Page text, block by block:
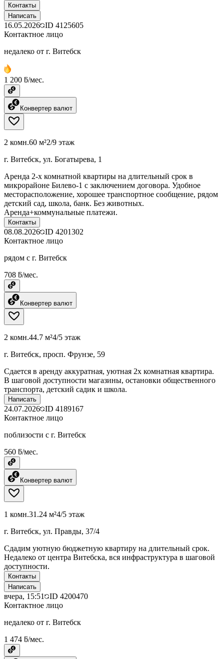
Контакты
Написать
16.05.2026 ID 4125605
Контактное лицо
недалеко от г. Витебск
1 200 ƃ/мес.
Конвертер валют
2 комн.60 м²2/9 этаж
г. Витебск, ул. Богатырева, 1
Аренда 2-х комнатной квартиры на длительный срок в
микрорайоне Билево-1 с заключением договора. Удобное
месторасположение, хорошее транспортное сообщение, рядом
детский сад, школа, банк. Без животных.
Аренда+коммунальные платежи.
Контакты
08.08.2026 ID 4201302
Контактное лицо
рядом с г. Витебск
708 ƃ/мес.
Конвертер валют
2 комн.44.7 м²4/5 этаж
г. Витебск, просп. Фрунзе, 59
Сдается в аренду аккуратная, уютная 2х комнатная квартира.
В шаговой доступности магазины, остановки общественного
транспорта, детский садик и школа.
Написать
24.07.2026 ID 4189167
Контактное лицо
поблизости с г. Витебск
560 ƃ/мес.
Конвертер валют
1 комн.31.24 м²4/5 этаж
г. Витебск, ул. Правды, 37/4
Сдадим уютную бюджетную квартиру на длительный срок.
Недалеко от центра Витебска, вся инфраструктура в шаговой
доступности.
Контакты
Написать
вчера, 15:51 ID 4200470
Контактное лицо
недалеко от г. Витебск
1 474 ƃ/мес.